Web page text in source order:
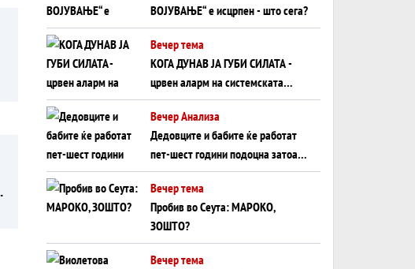
ВОЈУВАЊЕ“ е исцрпен - што сега?
Вечер тема
КОГА ДУНАВ ЈА ГУБИ СИЛАТА -
црвен аларм на системската
плоча од јужна Германија до
Црното Море...
Вечер Анализа
Дедовците и бабите ќе работат
пет-шест години подоцна затоа
што НЕМААТ ВНУЦИ ДА ГИ
ЗАМЕНАТ
Вечер тема
Пробив во Сеута: МАРОКО,
ЗОШТО?
Вечер тема